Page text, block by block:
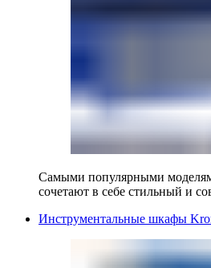
Самыми популярными
сочетают в себе стильный и
Инструментальные шкафы